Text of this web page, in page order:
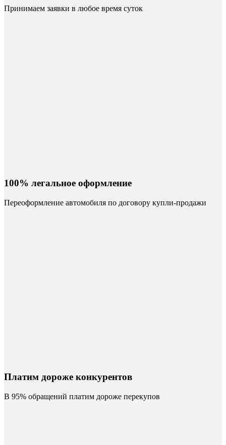
Принимаем заявки в любое время суток
100% легальное оформление
Переоформление автомобиля по договору купли-продажи
Платим дороже конкурентов
В 95% обращений платим дороже перекупов